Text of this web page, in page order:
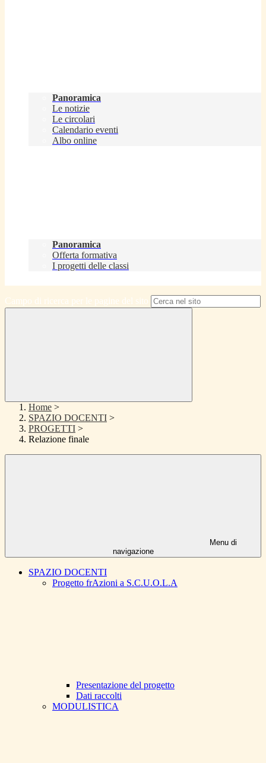
Panoramica
Le notizie
Le circolari
Calendario eventi
Albo online
Panoramica
Offerta formativa
I progetti delle classi
Campo di ricerca per le pagine del sito
Home >
SPAZIO DOCENTI >
PROGETTI >
Relazione finale
Menu di
navigazione
SPAZIO DOCENTI
Progetto frAzioni a S.C.U.O.L.A
Presentazione del progetto
Dati raccolti
MODULISTICA